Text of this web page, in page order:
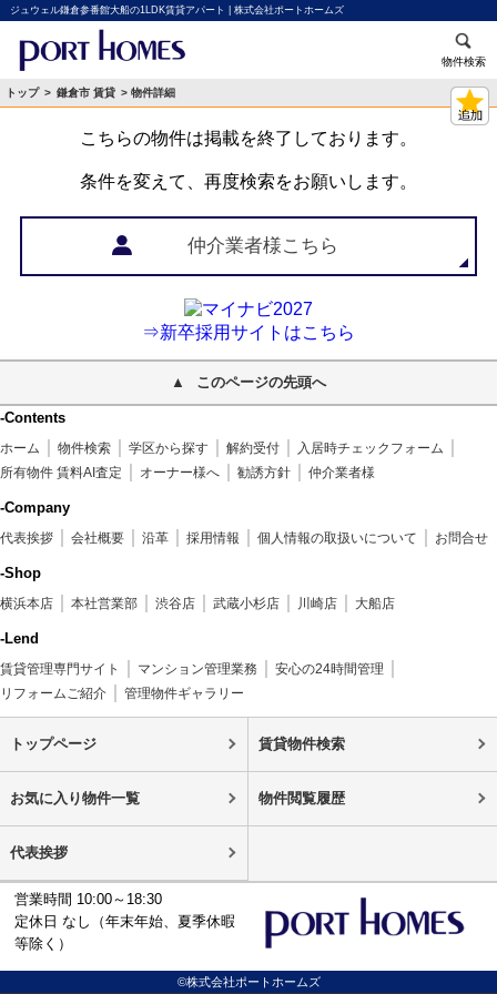
ジュウェル鎌倉参番館大船の1LDK賃貸アパート | 株式会社ポートホームズ
物件検索
トップ > 鎌倉市 賃貸 > 物件詳細
こちらの物件は掲載を終了しております。
条件を変えて、再度検索をお願いします。
仲介業者様こちら
⇒新卒採用サイトはこちら
このページの先頭へ
-Contents
ホーム 物件検索 学区から探す 解約受付
入居時チェックフォーム
所有物件 賃料AI査定
オーナー様へ 勧誘方針 仲介業者様
-Company
代表挨拶 会社概要 沿革 採用情報 個人情報の取扱いについて お問合せ
-Shop
横浜本店 本社営業部 渋谷店 武蔵小杉店 川崎店 大船店
-Lend
賃貸管理専門サイト マンション管理業務
安心の24時間管理
リフォームご紹介
管理物件ギャラリー
トップページ 賃貸物件検索
お気に入り物件一覧 物件閲覧履歴
代表挨拶
営業時間 10:00～18:30
定休日 なし（年末年始、夏季休暇
等除く）
©株式会社ポートホームズ